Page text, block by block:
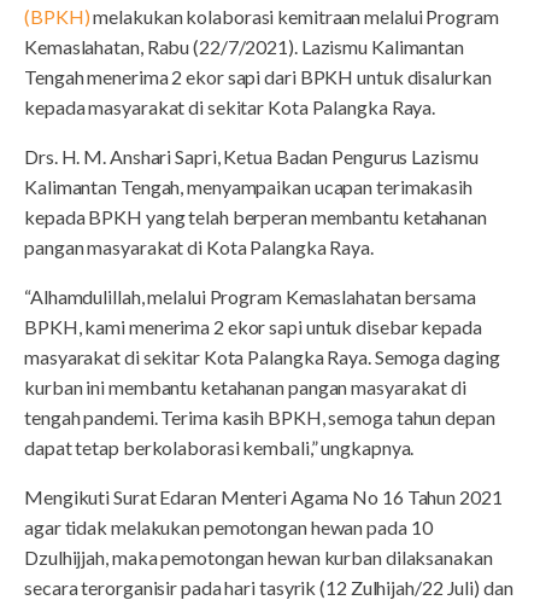
(BPKH)melakukan kolaborasi kemitraan melalui Program
Kemaslahatan, Rabu (22/7/2021). Lazismu Kalimantan
Tengah menerima 2 ekor sapi dari BPKH untuk disalurkan
kepada masyarakat di sekitar Kota Palangka Raya.
Drs. H. M. Anshari Sapri, Ketua Badan Pengurus Lazismu
Kalimantan Tengah, menyampaikan ucapan terimakasih
kepada BPKH yang telah berperan membantu ketahanan
pangan masyarakat di Kota Palangka Raya.
“Alhamdulillah, melalui Program Kemaslahatan bersama
BPKH, kami menerima 2 ekor sapi untuk disebar kepada
masyarakat di sekitar Kota Palangka Raya. Semoga daging
kurban ini membantu ketahanan pangan masyarakat di
tengah pandemi. Terima kasih BPKH, semoga tahun depan
dapat tetap berkolaborasi kembali,” ungkapnya.
Mengikuti Surat Edaran Menteri Agama No 16 Tahun 2021
agar tidak melakukan pemotongan hewan pada 10
Dzulhijjah, maka pemotongan hewan kurban dilaksanakan
secara terorganisir pada hari tasyrik (12 Zulhijah/22 Juli) dan